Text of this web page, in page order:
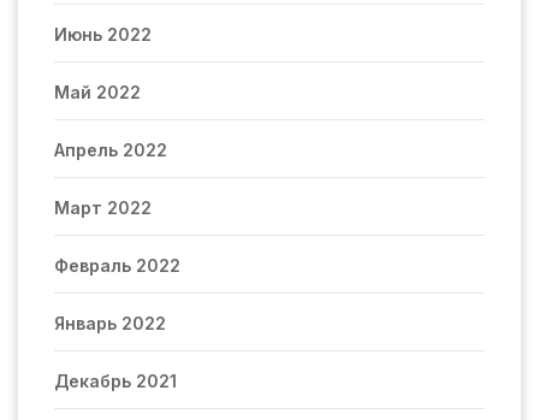
Июнь 2022
Май 2022
Апрель 2022
Март 2022
Февраль 2022
Январь 2022
Декабрь 2021